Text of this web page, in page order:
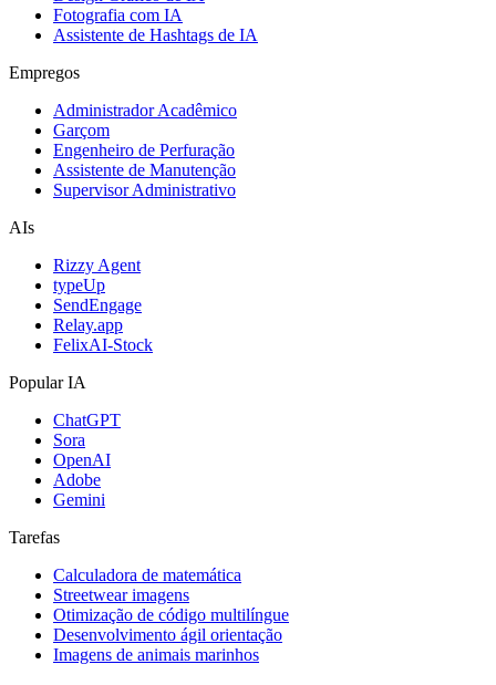
Fotografia com IA
Assistente de Hashtags de IA
Empregos
Administrador Acadêmico
Garçom
Engenheiro de Perfuração
Assistente de Manutenção
Supervisor Administrativo
AIs
Rizzy Agent
typeUp
SendEngage
Relay.app
FelixAI-Stock
Popular IA
ChatGPT
Sora
OpenAI
Adobe
Gemini
Tarefas
Calculadora de matemática
Streetwear imagens
Otimização de código multilíngue
Desenvolvimento ágil orientação
Imagens de animais marinhos